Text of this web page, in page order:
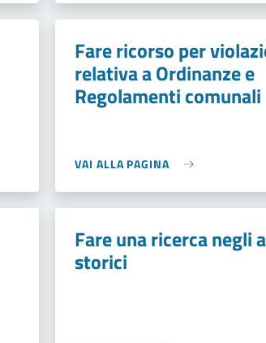
Fare ricorso per
relativa a Ordinanze e
Regolamenti comunali
VAI ALLA PAGINA
Fare una ricerca negli
storici